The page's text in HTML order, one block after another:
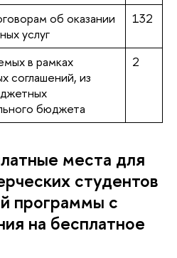
об оказании
услуг
132
в рамках
соглашений, из
бюджета
2
места для
студентов
программы с
на бесплатное